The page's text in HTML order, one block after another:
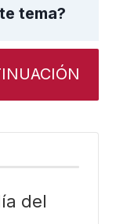
tema?
del